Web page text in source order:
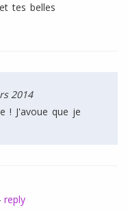
tes belles
2014
! J'avoue que je
reply